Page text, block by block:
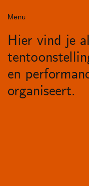
Menu
Hier vind je
en
organiseert.